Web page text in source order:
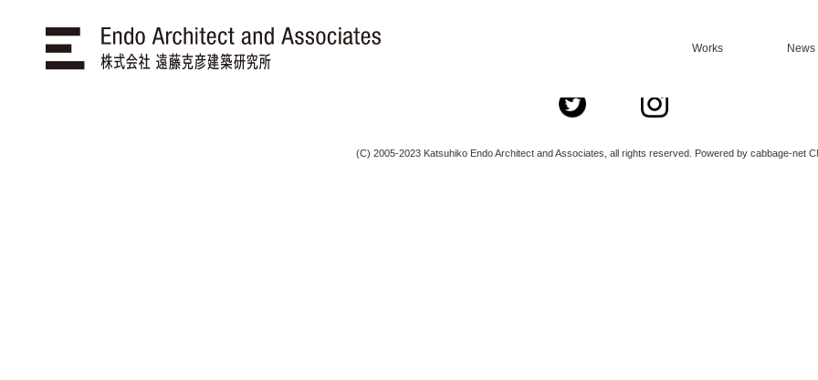
Works News
ご希望のページは、削除されたか、一時的に見ることができないようです。
(C) 2005-2023 Katsuhiko Endo Architect and Associates, all rights reserved. Powered by cabbage-net